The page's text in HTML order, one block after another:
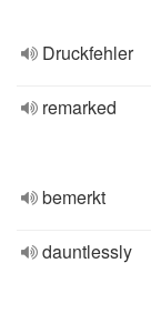
Druckfehler
remarked
bemerkt
dauntlessly